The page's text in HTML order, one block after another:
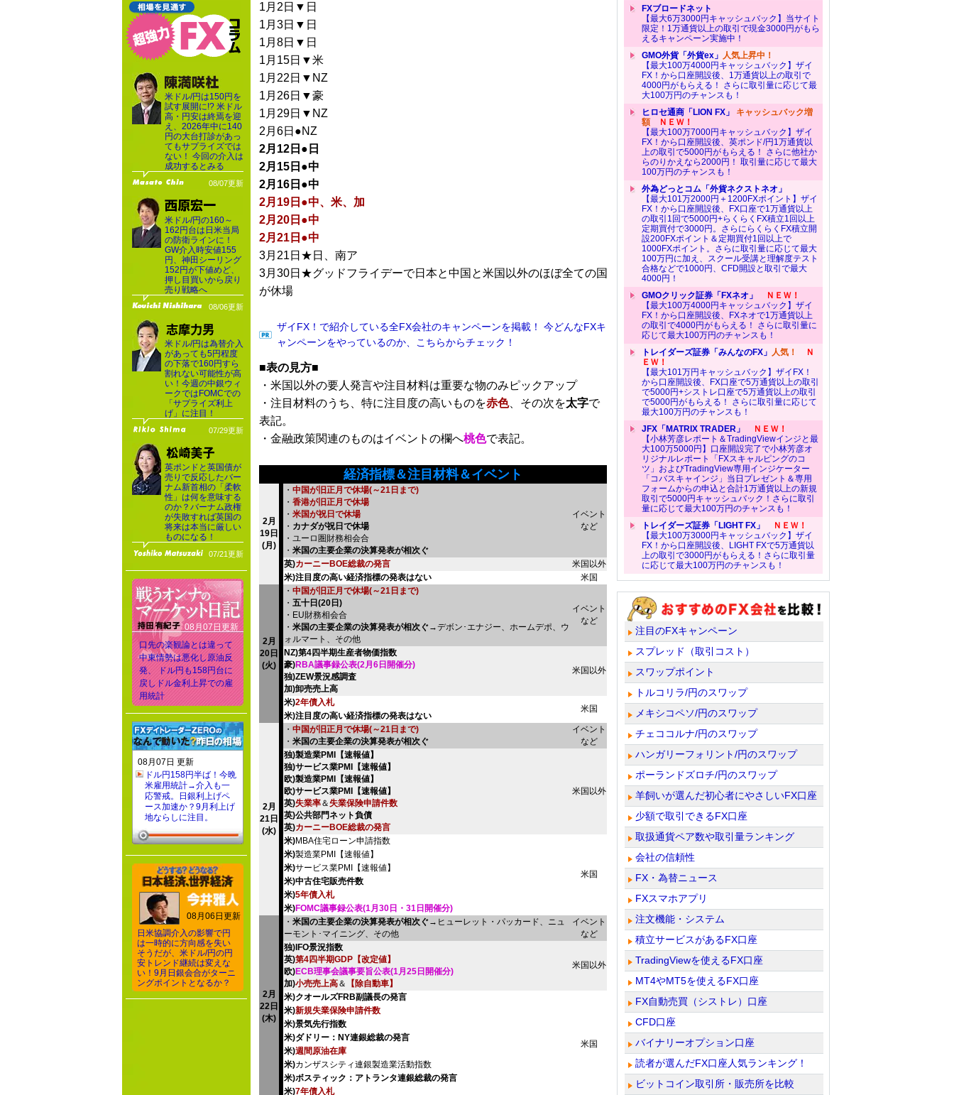
1月2日▼日
1月3日▼日
1月8日▼日
1月15日▼米
1月22日▼NZ
1月26日▼豪
1月29日▼NZ
2月6日●NZ
2月12日●日
2月15日●中
2月16日●中
2月19日●中、米、加
2月20日●中
2月21日●中
3月21日★日、南ア
3月30日★グッドフライデーで日本と中国と米国以外のほぼ全ての国
が休場
ザイFX！で紹介している全FX会社のキャンペーンを掲載！ 今どんなFXキ
ャンペーンをやっているのか、こちらからチェック！
■表の見方■
・米国以外の要人発言や注目材料は重要な物のみピックアップ
・注目材料のうち、特に注目度の高いものを赤色、その次を太字で
表記。
・金融政策関連のものはイベントの欄へ桃色で表記。
経済指標＆注目材料＆イベント
2月
19日
(月)
・ 中国が旧正月で休場(～21日まで)
・ 香港が旧正月で休場
・ 米国が祝日で休場
・ カナダが祝日で休場
・ユーロ圏財務相会合
・ 米国の主要企業の決算発表が相次ぐ
イベント
など
英)カーニーBOE総裁の発言
米国以外
米)注目度の高い経済指標の発表はない
米国
2月
20日
(火)
・ 中国が旧正月で休場(～21日まで)
・ 五十日(20日)
・EU財務相会合
・ 米国の主要企業の決算発表が相次ぐ→デボン･エナジー、ホームデポ、ウ
ォルマート、その他
イベント
など
NZ)第4四半期生産者物価指数
豪)RBA議事録公表(2月6日開催分)
独)ZEW景況感調査
加)卸売売上高
米国以外
米)2年債入札
米国
米)注目度の高い経済指標の発表はない
2月
21日
(水)
・ 中国が旧正月で休場(～21日まで)
・ 米国の主要企業の決算発表が相次ぐ
イベント
など
独)製造業PMI【速報値】
独)サービス業PMI【速報値】
欧)製造業PMI【速報値】
欧)サービス業PMI【速報値】
英)失業率＆失業保険申請件数
英)公共部門ネット負債
英)カーニーBOE総裁の発言
米国以外
米)MBA住宅ローン申請指数
米国
米)製造業PMI【速報値】
米)サービス業PMI【速報値】
米)中古住宅販売件数
米)5年債入札
米)FOMC議事録公表(1月30日・31日開催分)
2月
22日
(木)
・ 米国の主要企業の決算発表が相次ぐ→ヒューレット・パッカード、ニュ
ーモント･マイニング、その他
イベント
など
独)IFO景況指数
英)第4四半期GDP【改定値】
欧)ECB理事会議事要旨公表(1月25日開催分)
加)小売売上高＆ 【除自動車】
米国以外
米)クオールズFRB副議長の発言
米国
米)新規失業保険申請件数
米)景気先行指数
米)ダドリー：NY連銀総裁の発言
米)週間原油在庫
米)カンザスシティ連銀製造業活動指数
米)ボスティック：アトランタ連銀総裁の発言
米)7年債入札
FXブロードネット
【最大6万3000円キャッシュバック】当サイト
限定！1万通貨以上の取引で現金3000円がもら
えるキャンペーン実施中！
GMO外貨「外貨ex」 人気上昇中！
【最大100万4000円キャッシュバック】ザイ
FX！から口座開設後、1万通貨以上の取引で
4000円がもらえる！ さらに取引量に応じて最
大100万円のチャンスも！
ヒロセ通商「LION FX」 キャッシュバック増
額ＮＥＷ！
【最大100万7000円キャッシュバック】ザイ
FX！から口座開設後、英ポンド/円1万通貨以
上の取引で5000円がもらえる！ さらに他社か
らのりかえなら2000円！ 取引量に応じて最大
100万円のチャンスも！
外為どっとコム「外貨ネクストネオ」
【最大101万2000円＋1200FXポイント】ザイ
FX！から口座開設後、FX口座で1万通貨以上
の取引1回で5000円+らくらくFX積立1回以上
定期買付で3000円。さらにらくらくFX積立開
設200FXポイント＆定期買付1回以上で
1000FXポイント。さらに取引量に応じて最大
100万円に加え、スクール受講と理解度テスト
合格などで1000円、CFD開設と取引で最大
4000円！
GMOクリック証券「FXネオ」
ＮＥＷ！
【最大100万4000円キャッシュバック】ザイ
FX！から口座開設後、FXネオで1万通貨以上
の取引で4000円がもらえる！ さらに取引量に
応じて最大100万円のチャンスも！
トレイダーズ証券「みんなのFX」 人気！
Ｎ
ＥＷ！
【最大101万円キャッシュバック】ザイFX！
から口座開設後、FX口座で5万通貨以上の取引
で5000円+シストレ口座で5万通貨以上の取引
で5000円がもらえる！ さらに取引量に応じて
最大100万円のチャンスも！
JFX「MATRIX TRADER」
ＮＥＷ！
【小林芳彦レポート＆TradingViewインジと最
大100万5000円】口座開設完了で小林芳彦オ
リジナルレポート「FXスキャルピングのコ
ツ」およびTradingView専用インジケーター
「コバスキャインジ」当日プレゼント＆専用
フォームからの申込と合計1万通貨以上の新規
取引で5000円キャッシュバック！さらに取引
量に応じて最大100万円のチャンスも！
トレイダーズ証券「LIGHT FX」
ＮＥＷ！
【最大100万3000円キャッシュバック】ザイ
FX！から口座開設後、LIGHT FXで5万通貨以
上の取引で3000円がもらえる！さらに取引量
に応じて最大100万円のチャンスも！
注目のFXキャンペーン
スプレッド（取引コスト）
スワップポイント
トルコリラ/円のスワップ
メキシコペソ/円のスワップ
チェココルナ/円のスワップ
ハンガリーフォリント/円のスワップ
ポーランドズロチ/円のスワップ
羊飼いが選んだ初心者にやさしいFX口座
少額で取引できるFX口座
取扱通貨ペア数や取引量ランキング
会社の信頼性
FX・為替ニュース
FXスマホアプリ
注文機能・システム
積立サービスがあるFX口座
TradingViewを使えるFX口座
MT4やMT5を使えるFX口座
FX自動売買（シストレ）口座
CFD口座
バイナリーオプション口座
読者が選んだFX口座人気ランキング！
ビットコイン取引所・販売所を比較
米ドル/円は150円を
試す展開に!? 米ドル
高・円安は終焉を迎
え、2026年中に140
円の大台打診があっ
てもサプライズでは
ない！ 今回の介入は
成功するとみる
08/07更新
米ドル/円の160～
162円台は日米当局
の防衛ラインに！
GW介入時安値155
円、神田シーリング
152円が下値めど、
押し目買いから戻り
売り戦略へ
08/06更新
米ドル/円は為替介入
があっても5円程度
の下落で160円すら
割れない可能性が高
い！今週の中銀ウィ
ークではFOMCでの
「サプライズ利上
げ」に注目！
07/29更新
英ポンドと英国債が
売りで反応したバー
ナム新首相の「柔軟
性」は何を意味する
のか？バーナム政権
が失敗すれば英国の
将来は本当に厳しい
ものになる！
07/21更新
08月07日更新
口先の楽観論とは違って
中東情勢は悪化し原油反
発、 ドル円も158円台に
戻しドル金利上昇での雇
用統計
08月07日 更新
ドル円158円半ば！今晩
米雇用統計→介入も一
応警戒。日銀利上げペ
ース加速か？9月利上げ
地ならしに注目。
08月06日更新
日米協調介入の影響で円
は一時的に方向感を失い
そうだが、米ドル/円の円
安トレンド継続は変えな
い！9月日銀会合がターニ
ングポイントとなるか？